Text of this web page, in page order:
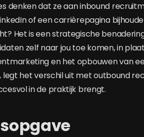
denken dat ze aan inbound
of een carrièrepagina
Het is een strategische
zelf naar jou toe komen, in
en het opbouwen van
het verschil uit met outbound
in de praktijk brengt.